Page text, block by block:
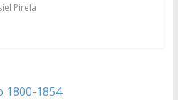
Pirela
1800-1854